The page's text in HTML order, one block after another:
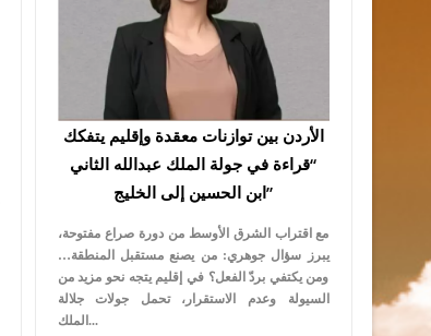
الأردن بين توازنات معقدة وإقليم يتفكك
“قراءة في جولة الملك عبدالله الثاني
ابن الحسين إلى الخليج”
مع اقتراب الشرق الأوسط من دورة صراع مفتوحة،
يبرز سؤال جوهري: من يصنع مستقبل المنطقة…
ومن يكتفي بردّ الفعل؟ في إقليم يتجه نحو مزيد من
السيولة وعدم الاستقرار، تحمل جولات جلالة
الملك...